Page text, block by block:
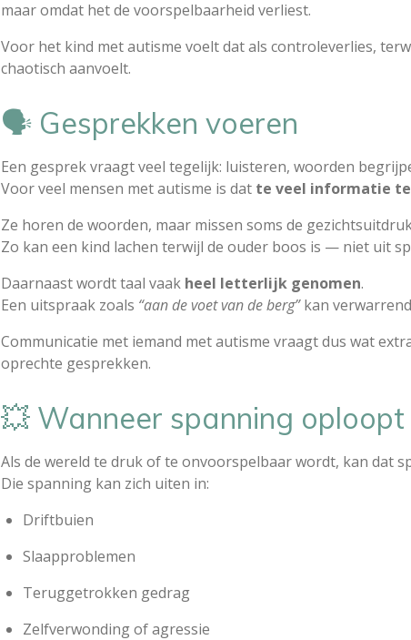
maar omdat het de voorspelbaarheid verliest.
Voor het kind met autisme voelt dat als controleverlies,
chaotisch aanvoelt.
🗣️ Gesprekken voeren
Een gesprek vraagt veel tegelijk: luisteren, woorden
Voor veel mensen met autisme is dat te veel informatie
Ze horen de woorden, maar missen soms de
Zo kan een kind lachen terwijl de ouder boos is — niet uit
Daarnaast wordt taal vaak heel letterlijk genomen.
Een uitspraak zoals “aan de voet van de berg”kan
Communicatie met iemand met autisme vraagt dus wat
oprechte gesprekken.
💥 Wanneer spanning oploopt
Als de wereld te druk of te onvoorspelbaar wordt, kan dat
Die spanning kan zich uiten in:
Driftbuien
Slaapproblemen
Teruggetrokken gedrag
Zelfverwonding of agressie